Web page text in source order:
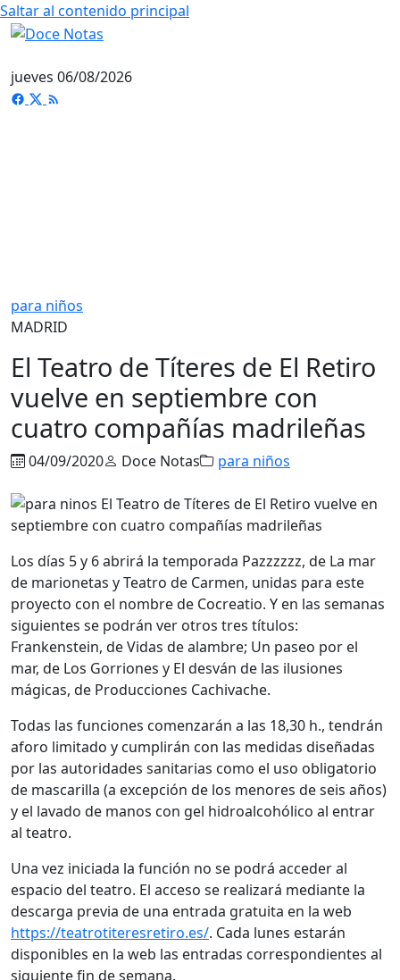
Saltar al contenido principal
jueves 06/08/2026
para niños
MADRID
El Teatro de Títeres de El Retiro
vuelve en septiembre con
cuatro compañías madrileñas
04/09/2020 Doce Notas para niños
Los días 5 y 6 abrirá la temporada Pazzzzzz, de La mar
de marionetas y Teatro de Carmen, unidas para este
proyecto con el nombre de Cocreatio. Y en las semanas
siguientes se podrán ver otros tres títulos:
Frankenstein, de Vidas de alambre; Un paseo por el
mar, de Los Gorriones y El desván de las ilusiones
mágicas, de Producciones Cachivache.
Todas las funciones comenzarán a las 18,30 h., tendrán
aforo limitado y cumplirán con las medidas diseñadas
por las autoridades sanitarias como el uso obligatorio
de mascarilla (a excepción de los menores de seis años)
y el lavado de manos con gel hidroalcohólico al entrar
al teatro.
Una vez iniciada la función no se podrá acceder al
espacio del teatro. El acceso se realizará mediante la
descarga previa de una entrada gratuita en la web
https://teatrotiteresretiro.es/. Cada lunes estarán
disponibles en la web las entradas correspondientes al
siguiente fin de semana.